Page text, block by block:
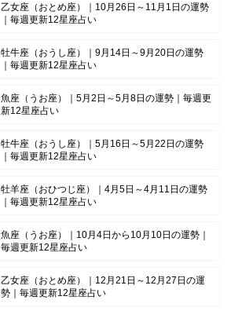
乙女座（おとめ座）｜10月26日～11月1日の運勢
｜毎週更新12星座占い
牡牛座（おうし座）｜9月14日～9月20日の運勢
｜毎週更新12星座占い
魚座（うお座）｜5月2日～5月8日の運勢｜毎週更
新12星座占い
牡牛座（おうし座）｜5月16日～5月22日の運勢
｜毎週更新12星座占い
牡羊座（おひつじ座）｜4月5日～4月11日の運勢
｜毎週更新12星座占い
魚座（うお座）｜10月4日から10月10日の運勢｜
毎週更新12星座占い
乙女座（おとめ座）｜12月21日～12月27日の運
勢｜毎週更新12星座占い